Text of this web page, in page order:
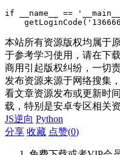
if __name__ ==
本站所有资源版权均属于
于参考学习使用，请在下
商用引起版权纠纷，一切
发布资源来源于网络搜集
看文章资源发布或更新时
载，特别是安卓专区相关
JS逆向 Python
分享 收藏 点赞(0)